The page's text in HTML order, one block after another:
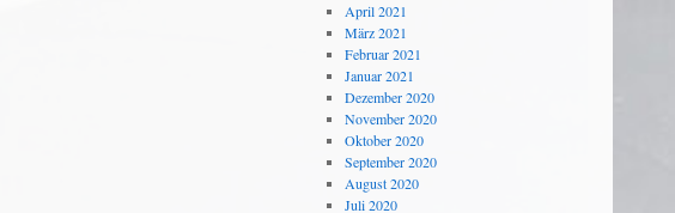
April 2021
März 2021
Februar 2021
Januar 2021
Dezember 2020
November 2020
Oktober 2020
September 2020
August 2020
Juli 2020